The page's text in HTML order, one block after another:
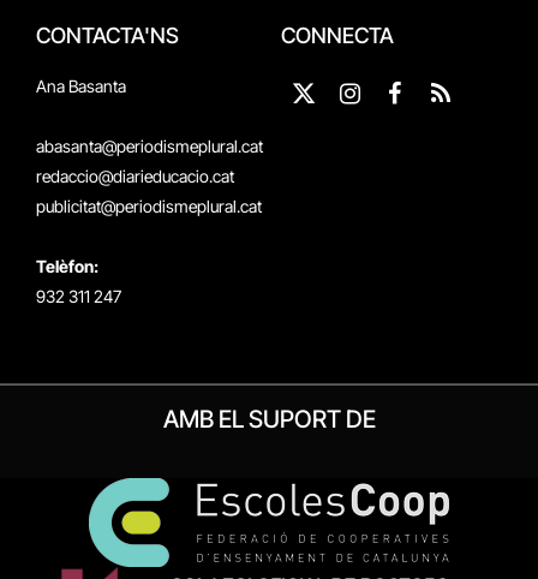
CONTACTA'NS
Ana Basanta
abasanta@periodismeplural.cat
redaccio@diarieducacio.cat
publicitat@periodismeplural.cat
Telèfon:
932 311 247
CONNECTA
X
Instagram
Facebook
RSS
AMB EL SUPORT DE